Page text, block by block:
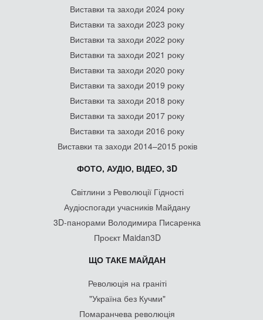
Виставки та заходи 2024 року
Виставки та заходи 2023 року
Виставки та заходи 2022 року
Виставки та заходи 2021 року
Виставки та заходи 2020 року
Виставки та заходи 2019 року
Виставки та заходи 2018 року
Виставки та заходи 2017 року
Виставки та заходи 2016 року
Виставки та заходи 2014–2015 років
ФОТО, АУДІО, ВІДЕО, 3D
Світлини з Революції Гідності
Аудіоспогади учасників Майдану
3D-панорами Володимира Писаренка
Проєкт Maidan3D
ЩО ТАКЕ МАЙДАН
Революція на граніті
"Україна без Кучми"
Помаранчева революція